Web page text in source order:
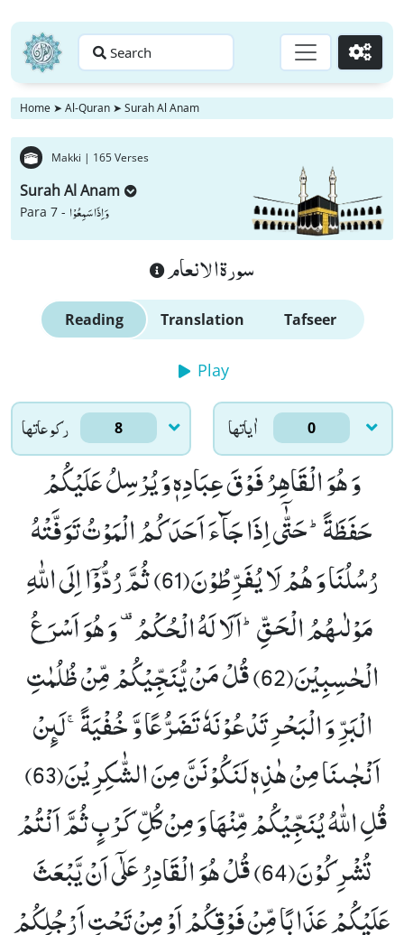
Search Go
Home ➤ Al-Quran ➤ Surah Al Anam
Makki | 165 Verses
Surah Al Anam
Para 7 - وَ اِذَا سَمِعُوْا
سورة الانعام
Reading Translation Tafseer
Play
ركوعاتها 8 اٰياتها 0
وَ هُوَ الْقَاهِرُ فَوْقَ عِبَادِهٖ وَ یُرْسِلُ عَلَیْكُمْ
حَفَظَةًؕ-حَتّٰۤى اِذَا جَآءَ اَحَدَكُمُ الْمَوْتُ تَوَفَّتْهُ
رُسُلُنَا وَ هُمْ لَا یُفَرِّطُوْنَ(61)
ثُمَّ رُدُّوْۤا اِلَى اللّٰهِ
مَوْلٰىهُمُ الْحَقِّؕ-اَلَا لَهُ الْحُكْمُ- وَ هُوَ اَسْرَ عُ
الْحٰسِبِیْنَ(62)
قُلْ مَنْ یُّنَجِّیْكُمْ مِّنْ ظُلُمٰتِ
الْبَرِّ وَ الْبَحْرِ تَدْعُوْنَهٗ تَضَرُّعًا وَّ خُفْیَةًۚ-لَىٕنْ
اَنْجٰىنَا مِنْ هٰذِهٖ لَنَكُوْنَنَّ مِنَ الشّٰكِرِیْنَ(63)
قُلِ اللّٰهُ یُنَجِّیْكُمْ مِّنْهَا وَ مِنْ كُلِّ كَرْبٍ ثُمَّ اَنْتُمْ
تُشْرِكُوْنَ(64)
قُلْ هُوَ الْقَادِرُ عَلٰۤى اَنْ یَّبْعَثَ
عَلَیْكُمْ عَذَابًا مِّنْ فَوْقِكُمْ اَوْ مِنْ تَحْتِ اَرْجُلِكُمْ